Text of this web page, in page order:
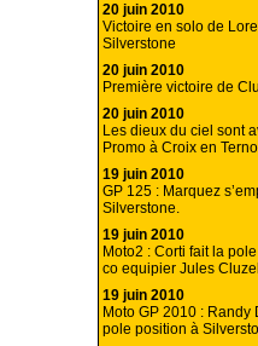
20 juin 2010
Victoire en solo de
Silverstone
20 juin 2010
Première victoire de
20 juin 2010
Les dieux du ciel sont
Promo à Croix en
19 juin 2010
GP 125 : Marquez
Silverstone.
19 juin 2010
Moto2 : Corti fait la
co equipier Jules
19 juin 2010
Moto GP 2010 :
pole position à